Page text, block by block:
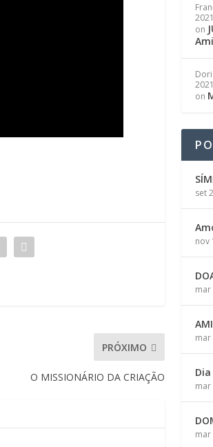
PRÓXIMO
O MISSIONÁRIO DA CRIAÇÃO
2021
on
2021
on
set
nov
mar
mar
mar
mar